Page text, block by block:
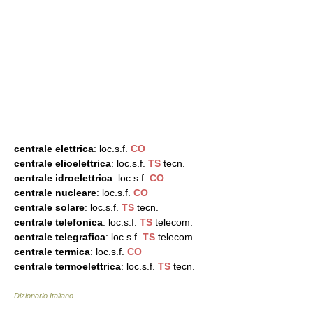
centrale elettrica: loc.s.f. CO
centrale elioelettrica: loc.s.f. TS tecn.
centrale idroelettrica: loc.s.f. CO
centrale nucleare: loc.s.f. CO
centrale solare: loc.s.f. TS tecn.
centrale telefonica: loc.s.f. TS telecom.
centrale telegrafica: loc.s.f. TS telecom.
centrale termica: loc.s.f. CO
centrale termoelettrica: loc.s.f. TS tecn.
Dizionario Italiano